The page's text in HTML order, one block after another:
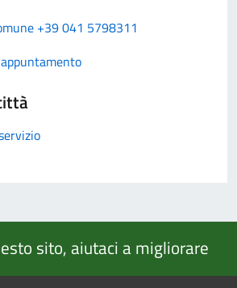
+39 041 5798311
sito, aiutaci a migliorare